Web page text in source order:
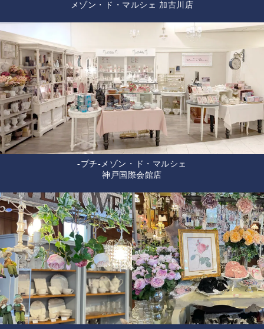
メゾン・ド・マルシェ 加古川店
-プチ-メゾン・ド・マルシェ
神戸国際会館店